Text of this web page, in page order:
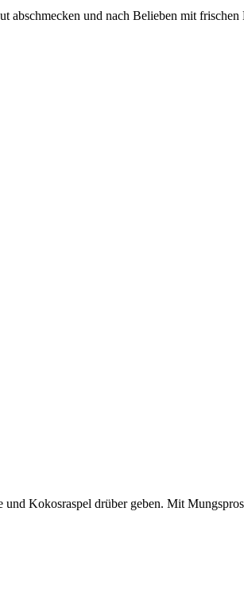
abschmecken und nach Belieben mit frischen
Kokosraspel drüber geben. Mit